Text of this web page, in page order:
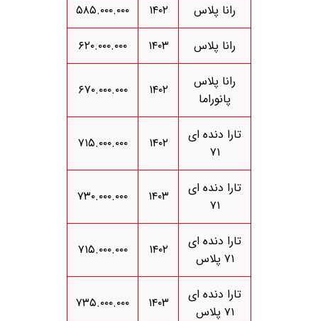
رانا پلاس ۱۴۰۲
۵۸۵.۰۰۰.۰۰۰
رانا پلاس
۱۴۰۳
۶۲۰.۰۰۰.۰۰۰
رانا پلاس
پانوراما
۱۴۰۲ ۶۷۰.۰۰۰.۰۰۰
تارا دنده ای
۷۱
۱۴۰۲ ۷۱۵.۰۰۰.۰۰۰
تارا دنده ای
۷۱
۱۴۰۳ ۷۳۰.۰۰۰.۰۰۰
تارا دنده ای
۷۱ پلاس
۱۴۰۲ ۷۱۵.۰۰۰.۰۰۰
تارا دنده ای
۷۱ پلاس
۱۴۰۳ ۷۳۵.۰۰۰.۰۰۰